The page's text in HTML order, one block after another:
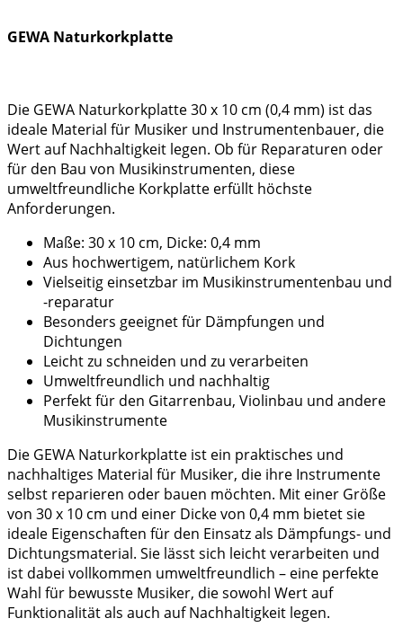
GEWA Naturkorkplatte
Die GEWA Naturkorkplatte 30 x 10 cm (0,4 mm) ist das
ideale Material für Musiker und Instrumentenbauer, die
Wert auf Nachhaltigkeit legen. Ob für Reparaturen oder
für den Bau von Musikinstrumenten, diese
umweltfreundliche Korkplatte erfüllt höchste
Anforderungen.
Maße: 30 x 10 cm, Dicke: 0,4 mm
Aus hochwertigem, natürlichem Kork
Vielseitig einsetzbar im Musikinstrumentenbau und
-reparatur
Besonders geeignet für Dämpfungen und
Dichtungen
Leicht zu schneiden und zu verarbeiten
Umweltfreundlich und nachhaltig
Perfekt für den Gitarrenbau, Violinbau und andere
Musikinstrumente
Die GEWA Naturkorkplatte ist ein praktisches und
nachhaltiges Material für Musiker, die ihre Instrumente
selbst reparieren oder bauen möchten. Mit einer Größe
von 30 x 10 cm und einer Dicke von 0,4 mm bietet sie
ideale Eigenschaften für den Einsatz als Dämpfungs- und
Dichtungsmaterial. Sie lässt sich leicht verarbeiten und
ist dabei vollkommen umweltfreundlich – eine perfekte
Wahl für bewusste Musiker, die sowohl Wert auf
Funktionalität als auch auf Nachhaltigkeit legen.